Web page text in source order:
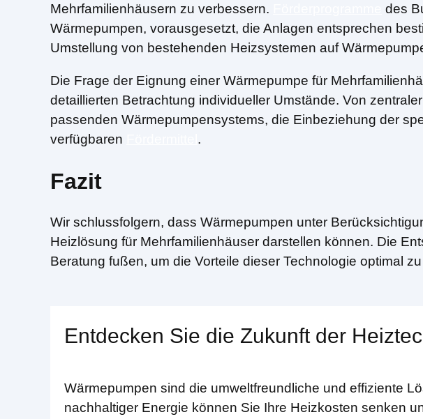
Mehrfamilienhäusern zu verbessern.
des
Wärmepumpen, vorausgesetzt, die Anlagen entsprechen
Umstellung von bestehenden Heizsystemen auf
Die Frage der Eignung einer Wärmepumpe für
detaillierten Betrachtung individueller Umstände. Von
passenden Wärmepumpensystems, die Einbeziehung der
verfügbaren
.
Fazit
Wir schlussfolgern, dass Wärmepumpen unter
Heizlösung für Mehrfamilienhäuser darstellen können. Die
Beratung fußen, um die Vorteile dieser Technologie optimal
Entdecken Sie die Zukunft der
Wärmepumpen sind die umweltfreundliche und effiziente
nachhaltiger Energie können Sie Ihre Heizkosten senken